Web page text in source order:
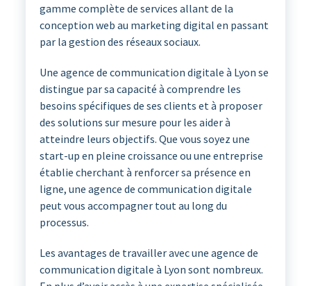
gamme complète de services allant de la
conception web au marketing digital en passant
par la gestion des réseaux sociaux.
Une agence de communication digitale à Lyon se
distingue par sa capacité à comprendre les
besoins spécifiques de ses clients et à proposer
des solutions sur mesure pour les aider à
atteindre leurs objectifs. Que vous soyez une
start-up en pleine croissance ou une entreprise
établie cherchant à renforcer sa présence en
ligne, une agence de communication digitale
peut vous accompagner tout au long du
processus.
Les avantages de travailler avec une agence de
communication digitale à Lyon sont nombreux.